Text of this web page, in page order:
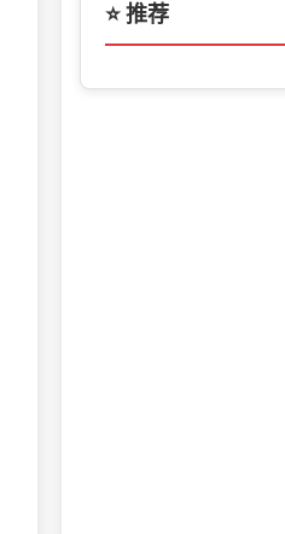
⭐ 推荐